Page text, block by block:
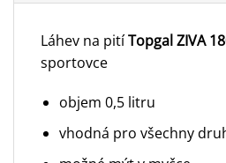
Láhev na pitíTopgal ZIVA
sportovce
objem 0,5 litru
vhodná pro všechny